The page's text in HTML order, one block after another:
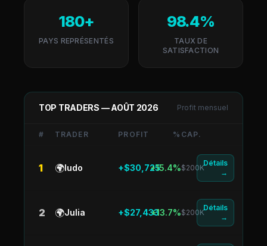
180+
PAYS REPRÉSENTÉS
98.4%
TAUX DE
SATISFACTION
TOP TRADERS —AOÛT 2026 Profit mensuel
# TRADER PROFIT % CAP.
1 🌍ludo +$30,725+15.4%$200K
Détails
→
2 🌍Julia +$27,433+13.7%$200K
Détails
→